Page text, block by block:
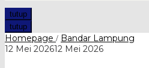
tutup
tutup
Homepage / Bandar Lampung
12 Mei 202612 Mei 2026oleh